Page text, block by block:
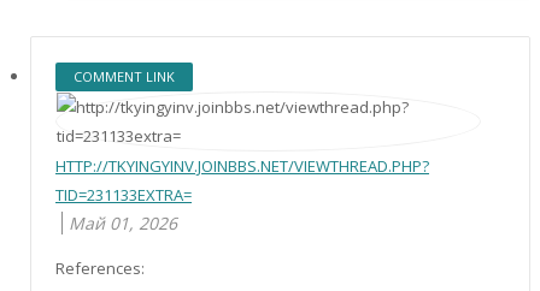
COMMENT LINK
HTTP://TKYINGYINV.JOINBBS.NET/VIEWTHREAD.PHP?
TID=231133EXTRA=
Май 01, 2026
References: